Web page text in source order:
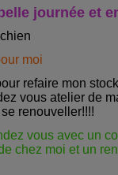
journée et
moi
refaire mon
vous atelier de
renouveller!!!!
vous avec un
chez moi et un